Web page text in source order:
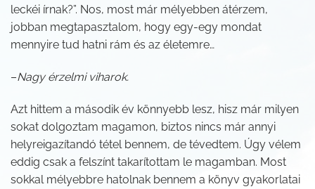
leckéi írnak?”. Nos, most már mélyebben átérzem,
jobban megtapasztalom, hogy egy-egy mondat
mennyire tud hatni rám és az életemre…
–Nagy érzelmi viharok.
Azt hittem a második év könnyebb lesz, hisz már milyen
sokat dolgoztam magamon, biztos nincs már annyi
helyreigazítandó tétel bennem, de tévedtem. Úgy vélem
eddig csak a felszínt takarítottam le magamban. Most
sokkal mélyebbre hatolnak bennem a könyv gyakorlatai